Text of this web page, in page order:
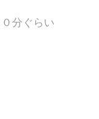
分ぐらい